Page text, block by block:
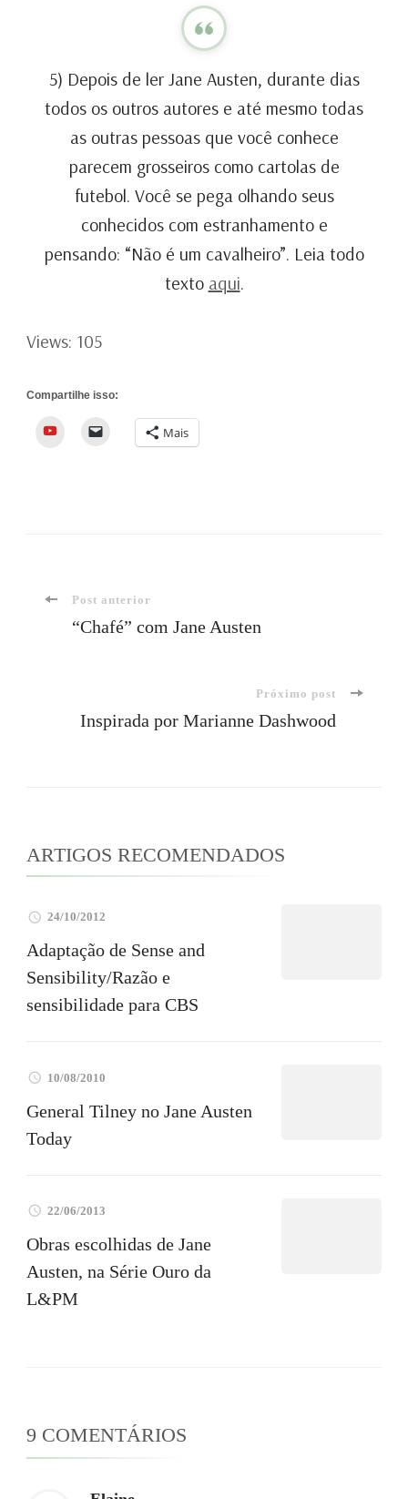
5) Depois de ler Jane Austen, durante dias
todos os outros autores e até mesmo todas
as outras pessoas que você conhece
parecem grosseiros como cartolas de
futebol. Você se pega olhando seus
conhecidos com estranhamento e
pensando: “Não é um cavalheiro”. Leia todo
texto aqui.
Views: 105
Compartilhe isso:
YouTube Mais
Navegação
post
Post anterior
“Chafé” com Jane Austen
Próximo post
Inspirada por Marianne Dashwood
ARTIGOS RECOMENDADOS
24/10/2012
Adaptação de Sense and
Sensibility/Razão e
sensibilidade para CBS
10/08/2010
General Tilney no Jane Austen
Today
22/06/2013
Obras escolhidas de Jane
Austen, na Série Ouro da
L&PM
9 COMENTÁRIOS